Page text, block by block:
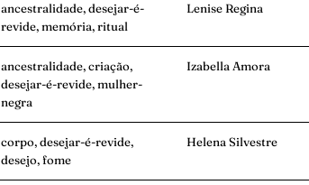
ancestralidade, desejar-é-
revide, memória, ritual
Lenise Regina
ancestralidade, criação,
desejar-é-revide, mulher-
negra
Izabella Amora
corpo, desejar-é-revide,
desejo, fome
Helena Silvestre